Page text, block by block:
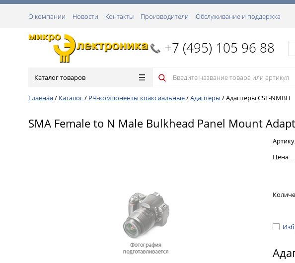
О компании Новости Контакты Производители Обслуживание и поддержка
+7 (495) 105 96 88
Каталог товаров
Главная / Каталог/ РЧ-компоненты коаксиальные/Адаптеры /Адаптеры CSF-NMBH
SMA Female to N Male Bulkhead Panel Mount
Цена